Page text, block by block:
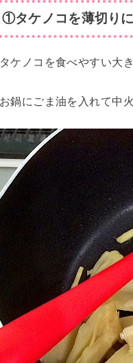
①タケノコを薄切り
タケノコを食べやすい大
お鍋にごま油を入れて中